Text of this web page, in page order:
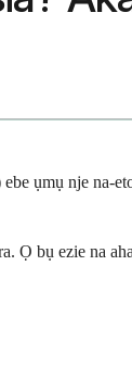
ụmụ nje na-
Ọ bụ ezie na